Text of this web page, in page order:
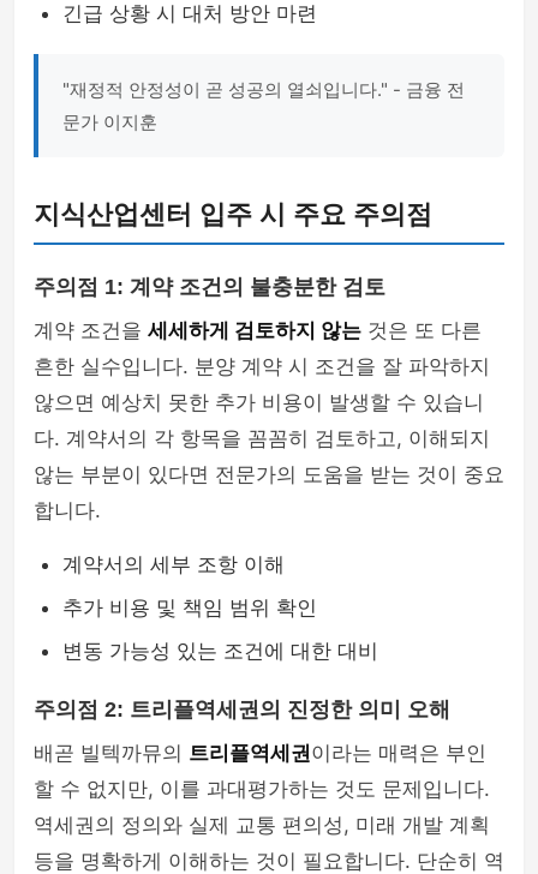
긴급 상황 시 대처 방안 마련
"재정적 안정성이 곧 성공의 열쇠입니다." - 금융 전
문가 이지훈
지식산업센터 입주 시 주요 주의점
주의점 1: 계약 조건의 불충분한 검토
계약 조건을 세세하게 검토하지 않는 것은 또 다른
흔한 실수입니다. 분양 계약 시 조건을 잘 파악하지
않으면 예상치 못한 추가 비용이 발생할 수 있습니
다. 계약서의 각 항목을 꼼꼼히 검토하고, 이해되지
않는 부분이 있다면 전문가의 도움을 받는 것이 중요
합니다.
계약서의 세부 조항 이해
추가 비용 및 책임 범위 확인
변동 가능성 있는 조건에 대한 대비
주의점 2: 트리플역세권의 진정한 의미 오해
배곧 빌텍까뮤의 트리플역세권이라는 매력은 부인
할 수 없지만, 이를 과대평가하는 것도 문제입니다.
역세권의 정의와 실제 교통 편의성, 미래 개발 계획
등을 명확하게 이해하는 것이 필요합니다. 단순히 역